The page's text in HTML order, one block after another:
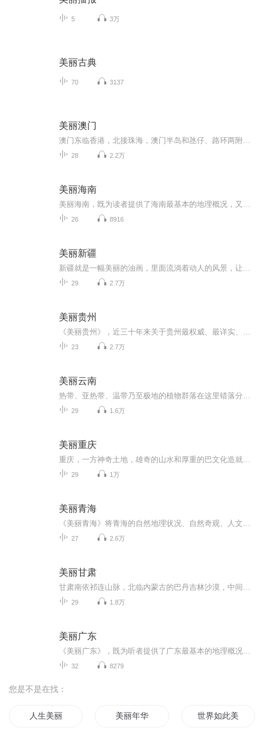
5 3万
美丽古典
70 3137
美丽澳门
28 2.2万
美丽海南
26 8916
美丽新疆
29 2.7万
美丽贵州
23 2.7万
美丽云南
29 1.6万
美丽重庆
29 1万
美丽青海
27 2.6万
美丽甘肃
29 1.8万
美丽广东
32 8279
您是不是在找：
人生美丽 美丽年华 世界如此美丽